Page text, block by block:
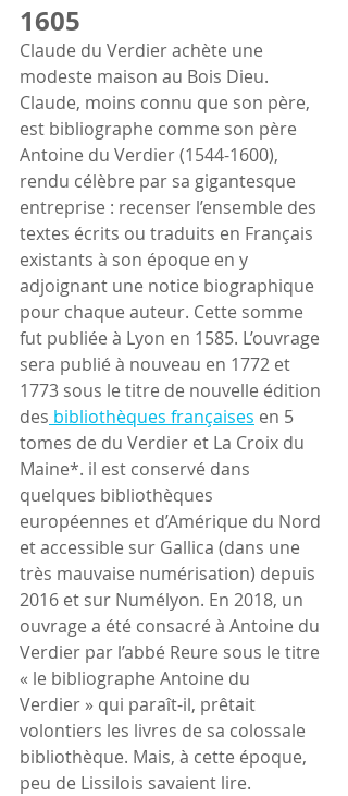
1605
Claude du Verdier achète une
modeste maison au Bois Dieu.
Claude, moins connu que son père,
est bibliographe comme son père
Antoine du Verdier (1544-1600),
rendu célèbre par sa gigantesque
entreprise : recenser l’ensemble des
textes écrits ou traduits en Français
existants à son époque en y
adjoignant une notice biographique
pour chaque auteur. Cette somme
fut publiée à Lyon en 1585. L’ouvrage
sera publié à nouveau en 1772 et
1773 sous le titre de nouvelle édition
des bibliothèques françaises en 5
tomes de du Verdier et La Croix du
Maine*. il est conservé dans
quelques bibliothèques
européennes et d’Amérique du Nord
et accessible sur Gallica (dans une
très mauvaise numérisation) depuis
2016 et sur Numélyon. En 2018, un
ouvrage a été consacré à Antoine du
Verdier par l’abbé Reure sous le titre
« le bibliographe Antoine du
Verdier » qui paraît-il, prêtait
volontiers les livres de sa colossale
bibliothèque. Mais, à cette époque,
peu de Lissilois savaient lire.